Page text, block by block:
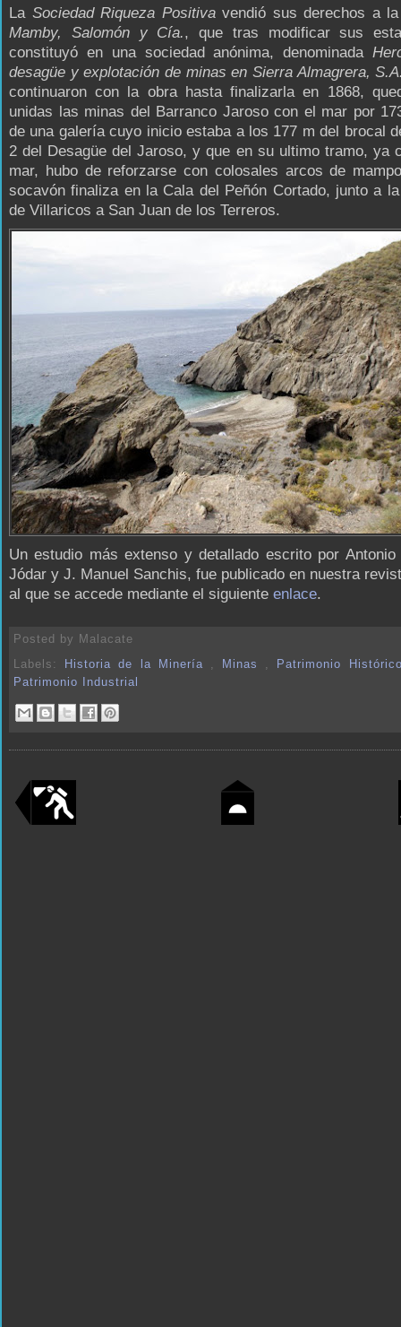
La Sociedad Riqueza Positivavendió sus derechos a la
Mamby, Salomón y Cía., que tras modificar sus
constituyó en una sociedad anónima, denominada
desagüe y explotación de minas en Sierra Almagrera,
continuaron con la obra hasta finalizarla en 1868,
unidas las minas del Barranco Jaroso con el mar por
de una galería cuyo inicio estaba a los 177 m del brocal
2 del Desagüe del Jaroso, y que en su ultimo tramo, ya
mar, hubo de reforzarse con colosales arcos de
socavón finaliza en la Cala del Peñón Cortado, junto a
de Villaricos a San Juan de los Terreros.
Un estudio más extenso y detallado escrito por Antonio
Jódar y J. Manuel Sanchis, fue publicado en nuestra
al que se accede mediante el siguiente enlace.
Posted by Malacate
Labels: Historia de la Minería Minas
Patrimonio
Patrimonio Industrial